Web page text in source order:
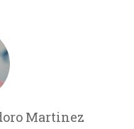
Martinez